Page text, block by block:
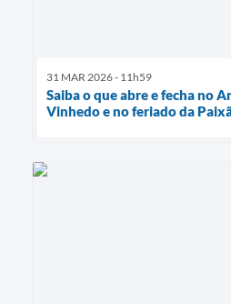
31 MAR 2026 - 11h59
Saiba o que abre e fecha no
Vinhedo e no feriado da